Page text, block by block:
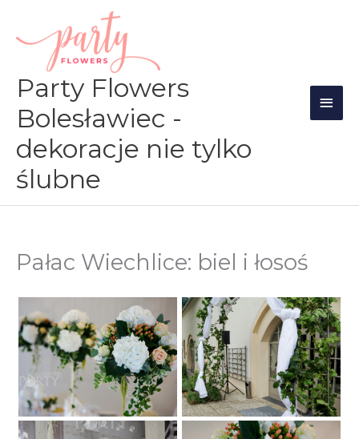
treści
Party Flowers
Bolesławiec -
dekoracje nie tylko
ślubne
Pałac Wiechlice: biel i łosoś